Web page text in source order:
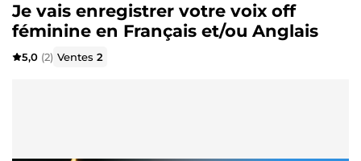
Je vais enregistrer votre voix off
féminine en Français et/ou Anglais
5,0 (2) Ventes2